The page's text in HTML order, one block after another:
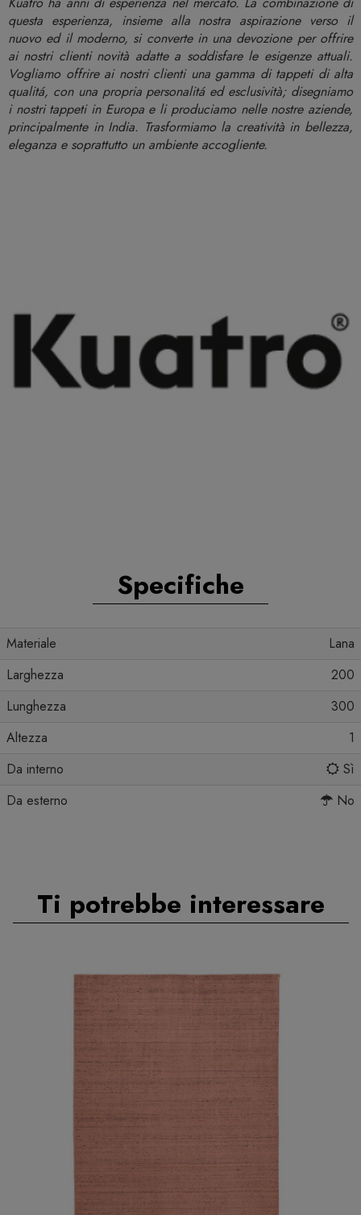
questa esperienza, insieme alla nostra aspirazione verso il
nuovo ed il moderno, si converte in una devozione per offrire
ai nostri clienti novità adatte a soddisfare le esigenze attuali.
Vogliamo offrire ai nostri clienti una gamma di tappeti di alta
qualitá, con una propria personalitá ed esclusività; disegniamo
i nostri tappeti in Europa e li produciamo nelle nostre aziende,
principalmente in India. Trasformiamo la creatività in bellezza,
eleganza e soprattutto un ambiente accogliente.
Specifiche
Materiale
Lana
Larghezza
200
Lunghezza
300
Altezza
1
Da interno
Sì
Da esterno
No
Ti potrebbe interessare